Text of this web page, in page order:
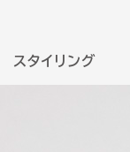
スタイリング